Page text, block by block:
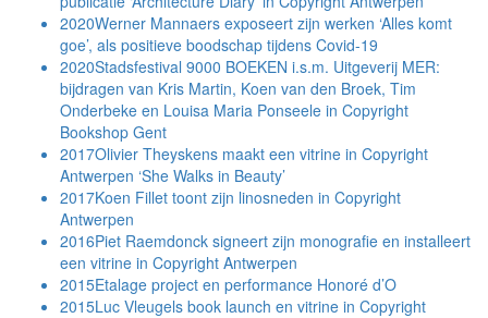
2020Werner Mannaers exposeert zijn werken ‘Alles komt
goe’, als positieve boodschap tijdens Covid-19
2020Stadsfestival 9000 BOEKEN i.s.m. Uitgeverij MER:
bijdragen van Kris Martin, Koen van den Broek, Tim
Onderbeke en Louisa Maria Ponseele in Copyright
Bookshop Gent
2017Olivier Theyskens maakt een vitrine in Copyright
Antwerpen ‘She Walks in Beauty’
2017Koen Fillet toont zijn linosneden in Copyright
Antwerpen
2016Piet Raemdonck signeert zijn monografie en installeert
een vitrine in Copyright Antwerpen
2015Etalage project en performance Honoré d’O
2015Luc Vleugels book launch en vitrine in Copyright